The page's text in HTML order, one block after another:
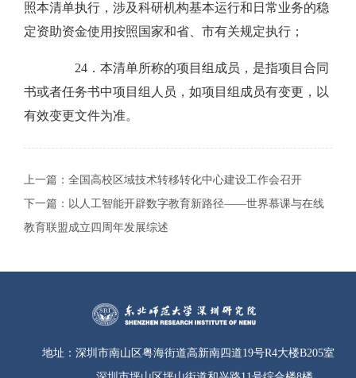
照本清单执行，涉及科研机构基本运行和日常业务的稳
定资助资金使用按照国家和省、市有关规定执行；
24．本清单所称的项目组成员，是指项目合同
书或者任务书中项目组人员，如项目组成员有变更，以
有效变更文件为准。
上一篇： 全国高校区域技术转移转化中心建设工作会召开
下一篇： 以人工智能开辟数字教育新路径——世界慕课与在线
教育联盟成立四周年发展综述
地址： 深圳市南山区粤海街道高新南四道19号R4大楼B205室